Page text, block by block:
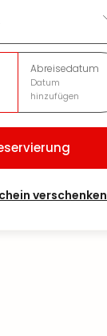
Abreisedatum
Datum
hinzufügen
verschenken